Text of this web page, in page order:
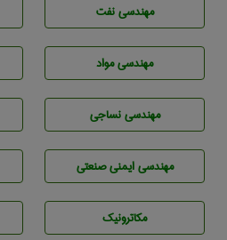
مهندسی نفت
مهندسی مواد
مهندسي نساجی
مهندسی ایمنی صنعتی
مکاترونیک